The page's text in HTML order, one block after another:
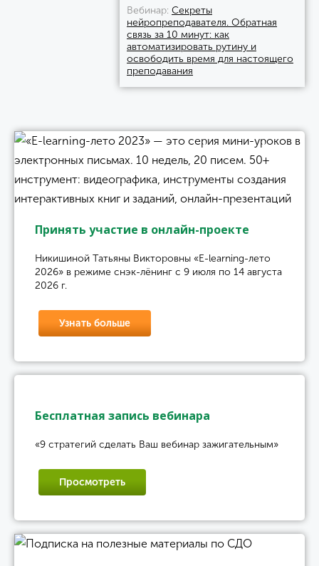
Вебинар Секреты
нейропреподавателя. Обратная
связь за 10 минут: как
автоматизировать рутину и
освободить время для настоящего
преподавания
Принять участие в онлайн-проекте
Никишиной Татьяны Викторовны «E-learning-лето
2026» в режиме снэк-лёнинг с 9 июля по 14 августа
2026 г.
Узнать больше
Бесплатная запись вебинара
«9 стратегий сделать Ваш вебинар зажигательным»
Просмотреть